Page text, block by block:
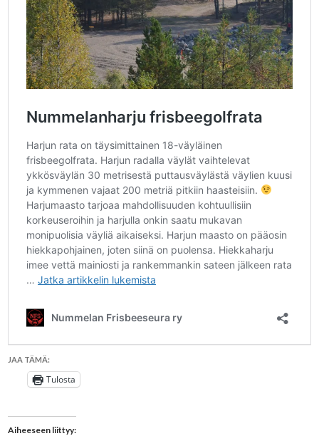
JAA TÄMÄ:
Tulosta
Aiheeseen liittyy